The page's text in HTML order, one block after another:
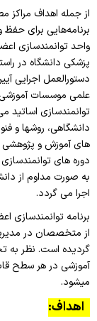
نیاز سنجی
از جمله اهداف مراکز
برنامه‌هایی برای حفظ
واحد توانمندسازی
پزشکی دانشگاه در
دستورالعمل اجرایی
علمی موسسات آموزشی
دانشگاهی، روشها و
های آموزش و پ‍‍‍ژ‍وهشی
دوره های
به صورت مداوم از
اجرا می گردد.
برنامه
از متخصصان در
گردیده است. نظر به
آموزشی در هر سطح
می­شود.
اهداف: